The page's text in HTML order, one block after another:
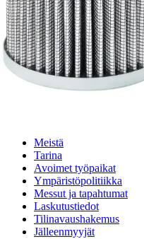
Tekninen tuki
Sylinterilaskuri
Sähköteholaskuri
Virtausnopeuslaskuri
Hammaspyöräpumpun
Hydrauliteholaskuri
Teollisuusletkuhaku
Meistä
Tarina
Avoimet työpaikat
Ympäristöpolitiikka
Messut ja tapahtumat
Laskutustiedot
Tilinavaushakemus
Jälleenmyyjät